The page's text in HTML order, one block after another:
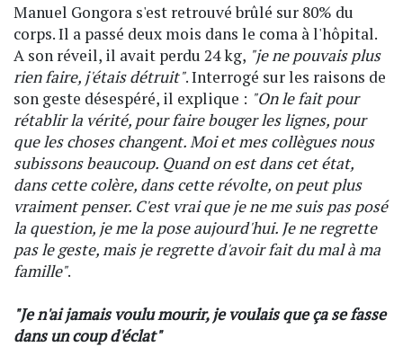
Manuel Gongora s'est retrouvé brûlé sur 80% du
corps. Il a passé deux mois dans le coma à l'hôpital.
A son réveil, il avait perdu 24 kg, "je ne pouvais plus
rien faire, j'étais détruit". Interrogé sur les raisons de
son geste désespéré, il explique : "On le fait pour
rétablir la vérité, pour faire bouger les lignes, pour
que les choses changent. Moi et mes collègues nous
subissons beaucoup. Quand on est dans cet état,
dans cette colère, dans cette révolte, on peut plus
vraiment penser. C'est vrai que je ne me suis pas posé
la question, je me la pose aujourd'hui. Je ne regrette
pas le geste, mais je regrette d'avoir fait du mal à ma
famille".
"Je n'ai jamais voulu mourir, je voulais que ça se fasse
dans un coup d'éclat"